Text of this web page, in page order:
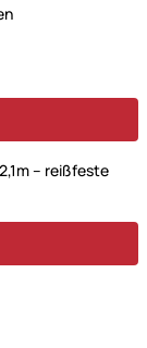
– reißfeste